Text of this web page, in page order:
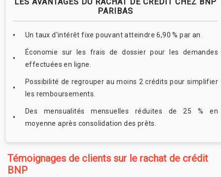
PARIBAS
Un taux d'intérêt fixe pouvant atteindre 6,90 % par an.
Économie sur les frais de dossier pour les demandes
effectuées en ligne.
Possibilité de regrouper au moins 2 crédits pour simplifier
les remboursements.
Des mensualités mensuelles réduites de 25 % en
moyenne après consolidation des prêts.
Témoignages de clients sur le rachat de crédit
BNP